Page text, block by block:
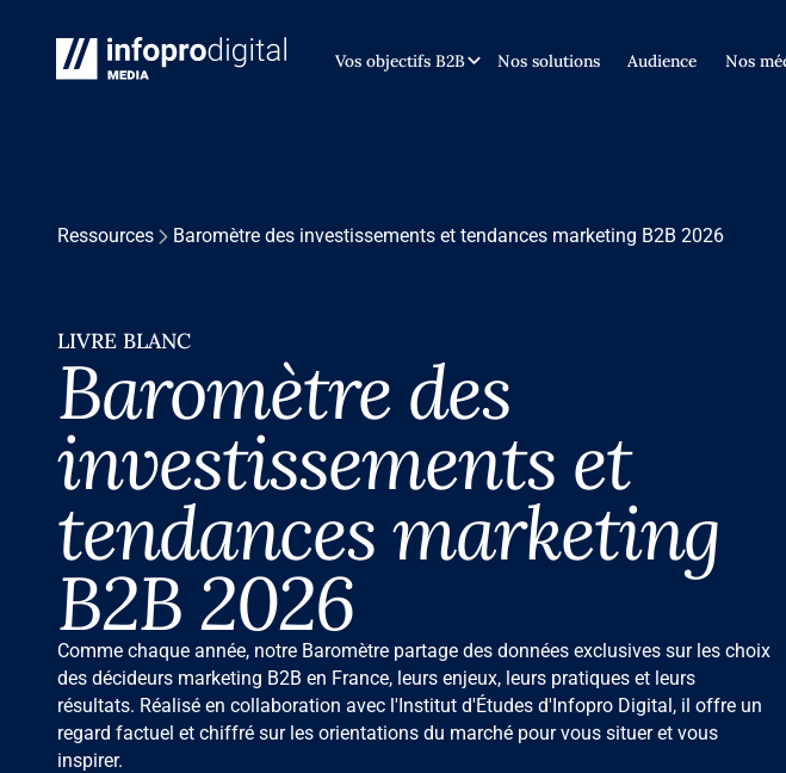
Vos objectifs B2B Nos solutions Audience Nos
Ressources Baromètre des investissements et tendances marketing B2B 2026
LIVRE BLANC
Baromètre des
investissements et
tendances marketing
B2B 2026
Comme chaque année, notre Baromètre partage des données exclusives sur les choix
des décideurs marketing B2B en France, leurs enjeux, leurs pratiques et leurs
résultats. Réalisé en collaboration avec l'Institut d'Études d'Infopro Digital, il offre un
regard factuel et chiffré sur les orientations du marché pour vous situer et vous
inspirer.